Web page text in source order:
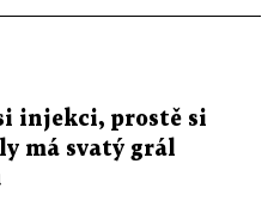
injekci, prostě si
má svatý grál